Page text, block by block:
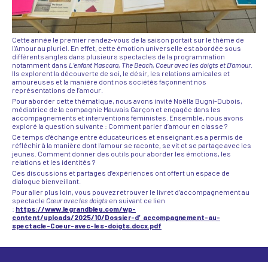
Cette année le premier rendez-vous de la saison portait sur le thème de
l’Amour au pluriel. En effet, cette émotion universelle est abordée sous
différents angles dans plusieurs spectacles de la programmation
notamment dans L’enfant Mascara, The Beach, Coeur avec les doigts et D’amour.
Ils explorent la découverte de soi, le désir, les relations amicales et
amoureuses et la manière dont nos sociétés façonnent nos
représentations de l’amour.
Pour aborder cette thématique, nous avons invité Noëlla Bugni-Dubois,
médiatrice de la compagnie Mauvais Garçon et engagée dans les
accompagnements et interventions féministes. Ensemble, nous avons
exploré la question suivante : Comment parler d’amour en classe ?
Ce temps d’échange entre éducateurices et enseignant.es a permis de
réfléchir à la manière dont l’amour se raconte, se vit et se partage avec les
jeunes. Comment donner des outils pour aborder les émotions, les
relations et les identités ?
Ces discussions et partages d’expériences ont offert un espace de
dialogue bienveillant.
Pour aller plus loin, vous pouvez retrouver le livret d’accompagnement au
spectacle Cœur avec les doigts en suivant ce lien
: https://www.legrandbleu.com/wp-
content/uploads/2025/10/Dossier-d′accompagnement-au-
spectacle-Coeur-avec-les-doigts.docx.pdf